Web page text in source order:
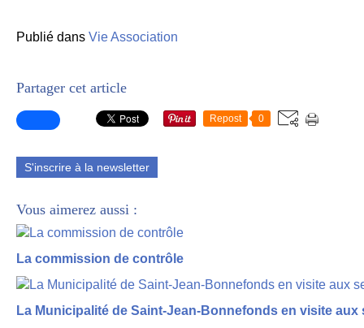
Publié dans Vie Association
Partager cet article
Repost 0
S'inscrire à la newsletter
Vous aimerez aussi :
La commission de contrôle
La Municipalité de Saint-Jean-Bonnefonds en visite aux